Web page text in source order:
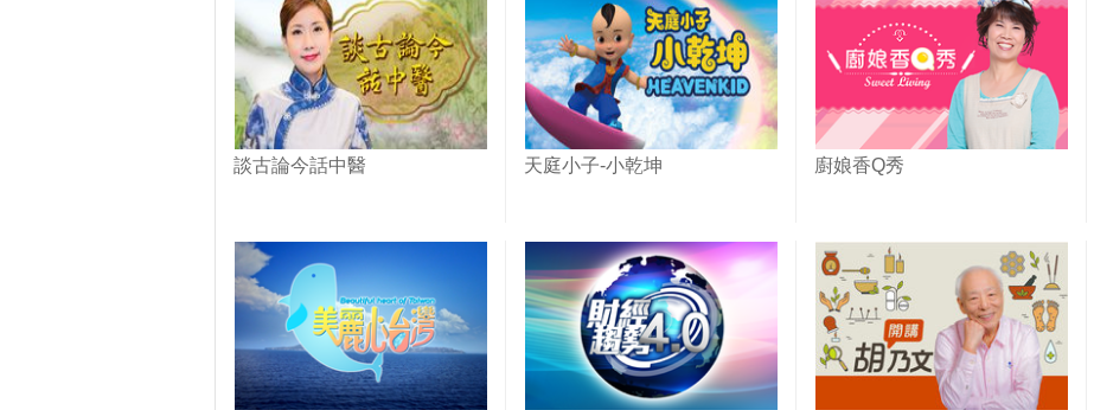
談古論今話中醫 天庭小子-小乾坤 廚娘香Q秀